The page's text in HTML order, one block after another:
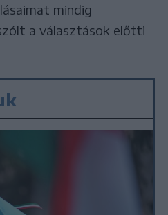
mindig
a választások előtti